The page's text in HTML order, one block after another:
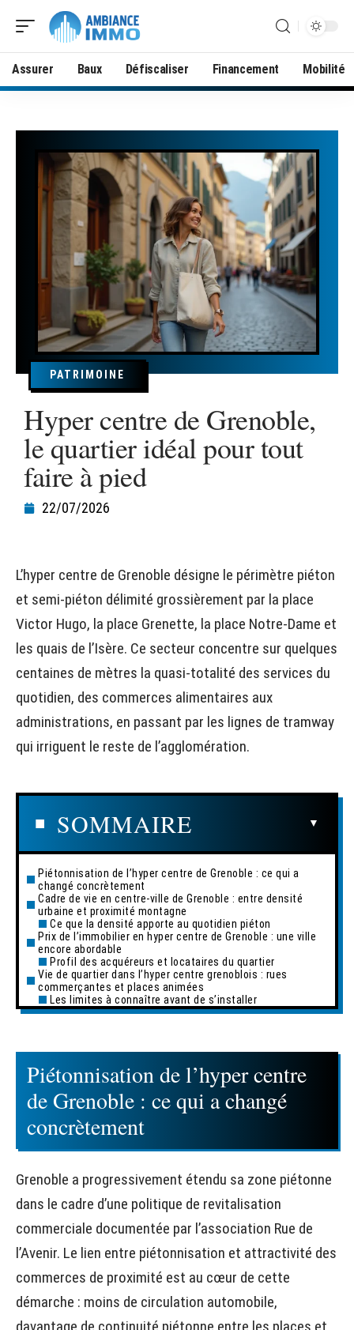
Assurer Baux Défiscaliser Financement Mobilité
PATRIMOINE
Hyper centre de Grenoble,
le quartier idéal pour tout
faire à pied
22/07/2026
L’hyper centre de Grenoble désigne le périmètre piéton
et semi-piéton délimité grossièrement par la place
Victor Hugo, la place Grenette, la place Notre-Dame et
les quais de l’Isère. Ce secteur concentre sur quelques
centaines de mètres la quasi-totalité des services du
quotidien, des commerces alimentaires aux
administrations, en passant par les lignes de tramway
qui irriguent le reste de l’agglomération.
SOMMAIRE
Piétonnisation de l’hyper centre de Grenoble : ce qui a
changé concrètement
Cadre de vie en centre-ville de Grenoble : entre densité
urbaine et proximité montagne
Ce que la densité apporte au quotidien piéton
Prix de l’immobilier en hyper centre de Grenoble : une ville
encore abordable
Profil des acquéreurs et locataires du quartier
Vie de quartier dans l’hyper centre grenoblois : rues
commerçantes et places animées
Les limites à connaître avant de s’installer
Piétonnisation de l’hyper centre
de Grenoble : ce qui a changé
concrètement
Grenoble a progressivement étendu sa zone piétonne
dans le cadre d’une politique de revitalisation
commerciale documentée par l’association Rue de
l’Avenir. Le lien entre piétonnisation et attractivité des
commerces de proximité est au cœur de cette
démarche : moins de circulation automobile,
davantage de continuité piétonne entre les places et